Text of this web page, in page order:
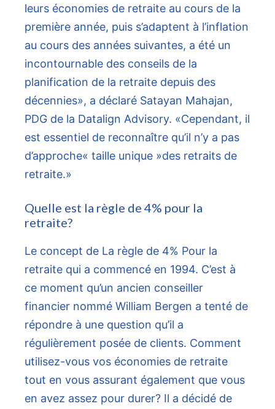
leurs économies de retraite au cours de la
première année, puis s’adaptent à l’inflation
au cours des années suivantes, a été un
incontournable des conseils de la
planification de la retraite depuis des
décennies», a déclaré Satayan Mahajan,
PDG de la Datalign Advisory. «Cependant, il
est essentiel de reconnaître qu’il n’y a pas
d’approche« taille unique »des retraits de
retraite.»
Quelle est la règle de 4% pour la
retraite?
Le concept de La règle de 4% Pour la
retraite qui a commencé en 1994. C’est à
ce moment qu’un ancien conseiller
financier nommé William Bergen a tenté de
répondre à une question qu’il a
régulièrement posée de clients. Comment
utilisez-vous vos économies de retraite
tout en vous assurant également que vous
en avez assez pour durer? Il a décidé de